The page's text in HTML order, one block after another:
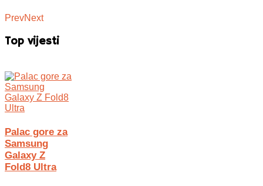
PrevNext
Top vijesti
Palac gore za
Samsung
Galaxy Z
Fold8 Ultra